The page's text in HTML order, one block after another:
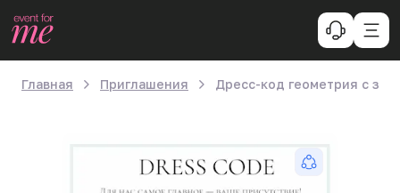
Главная Приглашения Дресс-код геометрия с